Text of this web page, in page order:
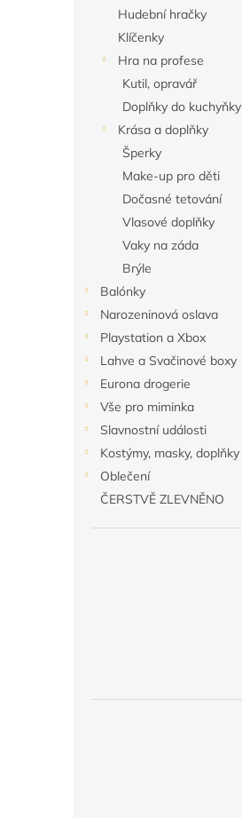
Hudební hračky
Klíčenky
Hra na profese
Kutil, opravář
Doplňky do kuchyňky
Krása a doplňky
Šperky
Make-up pro děti
Dočasné tetování
Vlasové doplňky
Vaky na záda
Brýle
Balónky
Narozeninová oslava
Playstation a Xbox
Lahve a Svačinové boxy
Eurona drogerie
Vše pro miminka
Slavnostní události
Kostýmy, masky, doplňky
Oblečení
ČERSTVĚ ZLEVNĚNO